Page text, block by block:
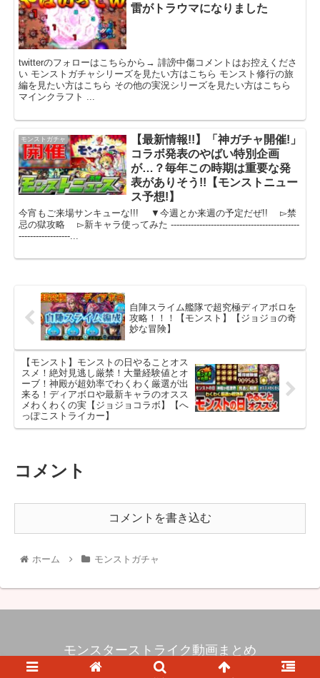
雷がトラウマになりました
twitterのフォローはこちらから→ 誹謗中傷コメントはお控えくださ
い モンストガチャシリーズを見たい方はこちら モンスト修行の旅
編を見たい方はこちら その他の実況シリーズを見たい方はこちら
マインクラフト ...
モンストガチャ
【最新情報!!】「神ガチャ開催!」
コラボ発表のやばい特別企画
が…？毎年この時期は重要な発
表がありそう!!【モンストニュー
ス予想!】
今宵もご来場サンキューな!!! ▼今週とか来週の予定だぜ!! ▻禁
忌の獄攻略 ▻新キャラ使ってみた ---------------------------------------------
------------------...
自陣スライム艦隊で超究極ディアボロを
攻略！！！【モンスト】【ジョジョの奇
妙な冒険】
【モンスト】モンストの日やることオス
スメ！絶対見逃し厳禁！大量経験値とオ
ーブ！神殿が超効率でわくわく厳選が出
来る！ディアボロや最新キャラのオスス
メわくわくの実【ジョジョコラボ】【へ
っぽこストライカー】
コメント
コメントを書き込む
ホーム モンストガチャ
モンスターストライク動画まとめ
© 2017 モンスターストライク動画まとめ.